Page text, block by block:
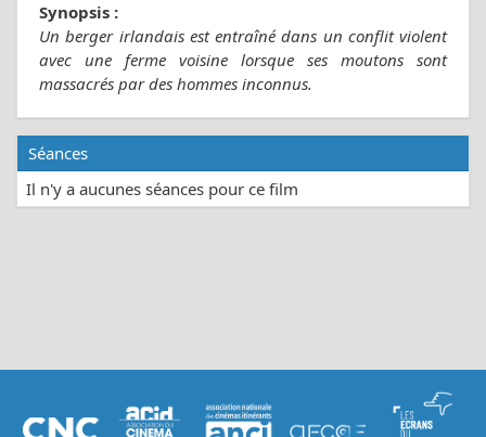
Synopsis :
Un berger irlandais est entraîné dans un conflit violent
avec une ferme voisine lorsque ses moutons sont
massacrés par des hommes inconnus.
Séances
Il n'y a aucunes séances pour ce film